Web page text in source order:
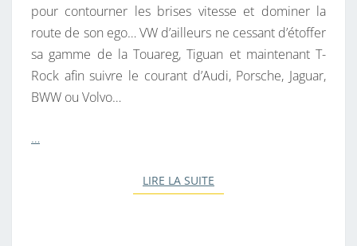
pour contourner les brises vitesse et dominer la
route de son ego… VW d’ailleurs ne cessant d’étoffer
sa gamme de la Touareg, Tiguan et maintenant T-
Rock afin suivre le courant d’Audi, Porsche, Jaguar,
BWW ou Volvo…
…
LIRE LA SUITE